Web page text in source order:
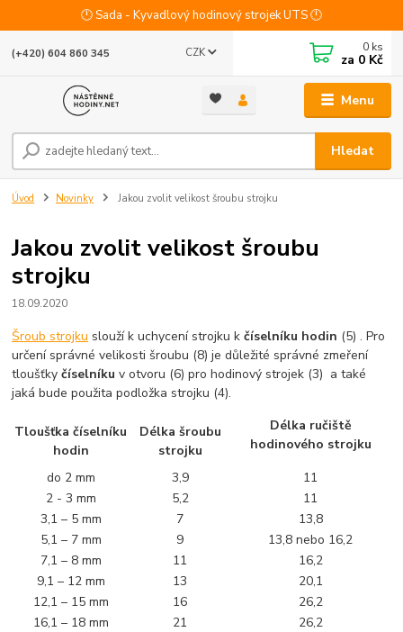
🕛 Sada - Kyvadlový hodinový strojek UTS 🕛
Menu
CZK
Hledat
(+420) 604 860 345 0 ks
za 0 Kč
Úvod Novinky Jakou zvolit velikost šroubu strojku
Jakou zvolit velikost šroubu
strojku
18.09.2020
Šroub strojku slouží k uchycení strojku kčíselníku hodin (5) . Pro
určení správné velikosti šroubu (8) je důležité správné zmeření
tloušťkyčíselníku v otvoru (6) pro hodinový strojek (3) a také
jaká bude použita podložka strojku (4).
Tloušťka číselníku
hodin
Délka šroubu
strojku
Délka ručiště
hodinového strojku
do 2 mm
3,9
11
2 - 3 mm
5,2
11
3,1 – 5 mm
7
13,8
5,1 – 7 mm
9
13,8 nebo 16,2
7,1 – 8 mm
11
16,2
9,1 – 12 mm
13
20,1
12,1 – 15 mm
16
26,2
16,1 – 18 mm
21
26,2